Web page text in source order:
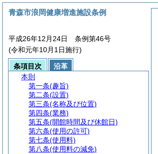
青森市浪岡健康増進施設条例
平成26年12月24日 条例第46号
(令和元年10月1日施行)
条項目次
沿革
本則
第一条(趣旨)
第二条(設置)
第三条(名称及び位置)
第四条(業務)
第五条(開館時間及び休館日)
第六条(使用の許可)
第七条(使用料)
第八条(使用料の減免)